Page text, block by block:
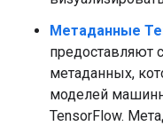
Метаданные
предоставляют
метаданных,
моделей
TensorFlow.